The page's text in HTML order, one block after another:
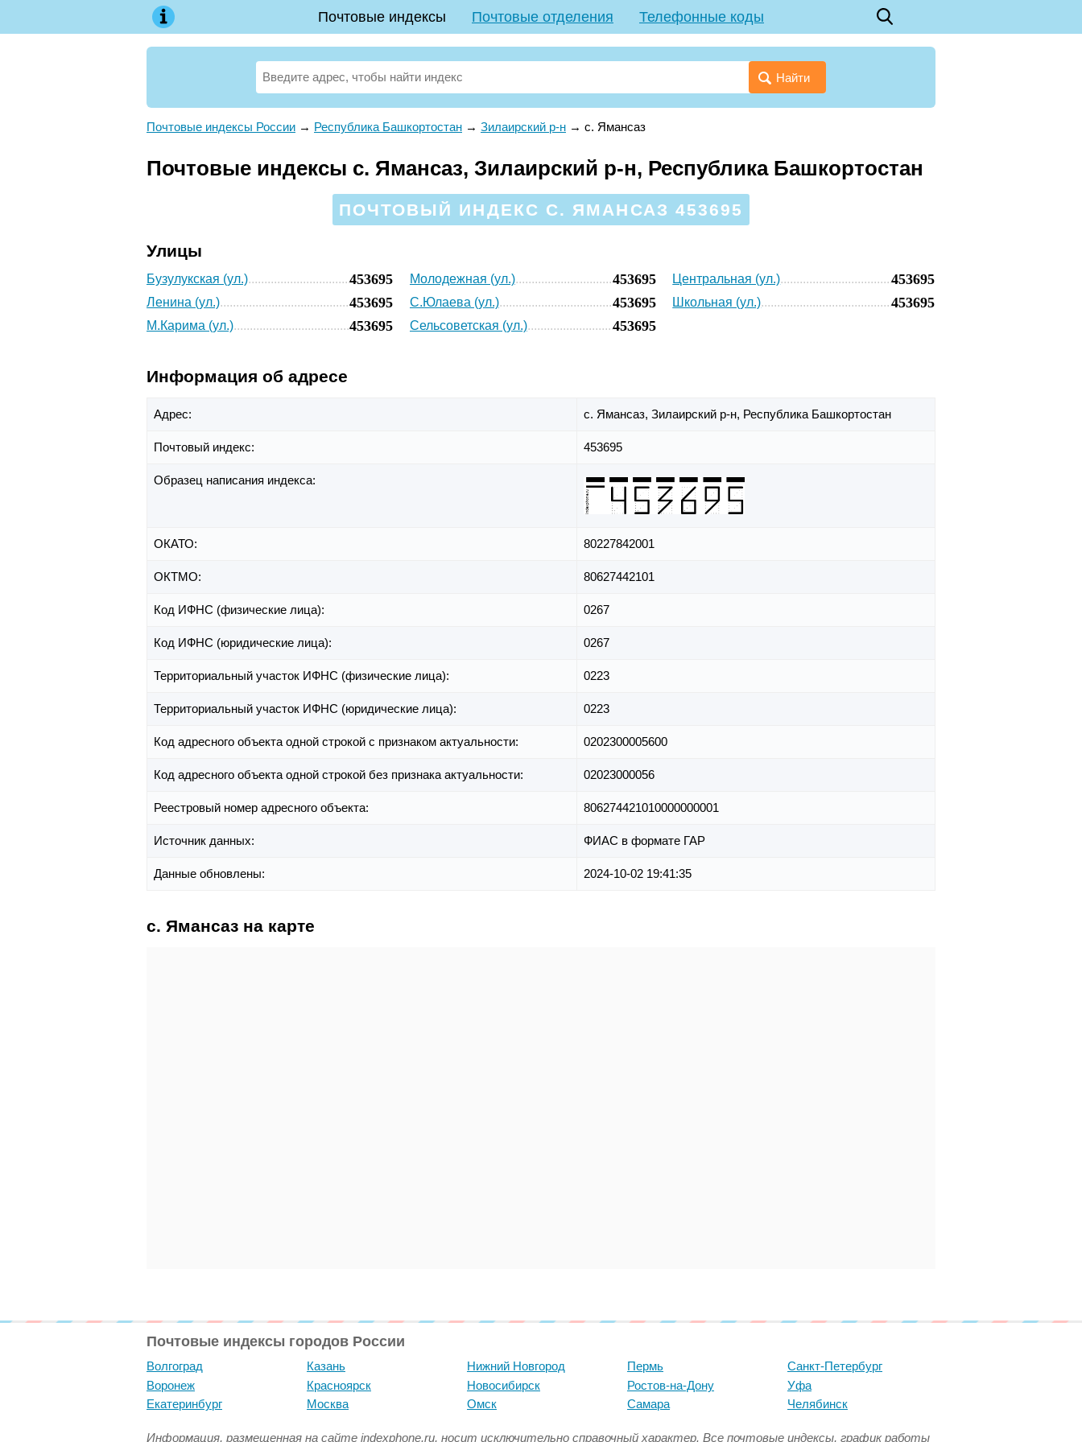
Почтовые индексы Почтовые отделения Телефонные коды
Найти
Почтовые индексы России → Республика Башкортостан → Зилаирский р-н → с. Ямансаз
Почтовые индексы с. Ямансаз, Зилаирский р-н, Республика Башкортостан
ПОЧТОВЫЙ ИНДЕКС С. ЯМАНСАЗ 453695
Улицы
Бузулукская (ул.) 453695
Ленина (ул.) 453695
М.Карима (ул.) 453695
Молодежная (ул.) 453695
С.Юлаева (ул.) 453695
Сельсоветская (ул.) 453695
Центральная (ул.) 453695
Школьная (ул.) 453695
Информация об адресе
Адрес: с. Ямансаз, Зилаирский р-н, Республика Башкортостан
Почтовый индекс: 453695
Образец написания индекса:
ОКАТО: 80227842001
ОКТМО: 80627442101
Код ИФНС (физические лица): 0267
Код ИФНС (юридические лица): 0267
Территориальный участок ИФНС (физические лица): 0223
Территориальный участок ИФНС (юридические лица): 0223
Код адресного объекта одной строкой с признаком актуальности: 0202300005600
Код адресного объекта одной строкой без признака актуальности: 02023000056
Реестровый номер адресного объекта: 806274421010000000001
Источник данных: ФИАС в формате ГАР
Данные обновлены: 2024-10-02 19:41:35
с. Ямансаз на карте
Почтовые индексы городов России
Волгоград
Воронеж
Екатеринбург
Казань
Красноярск
Москва
Нижний Новгород
Новосибирск
Омск
Пермь
Ростов-на-Дону
Самара
Санкт-Петербург
Уфа
Челябинск
Информация, размещенная на сайте indexphone.ru, носит исключительно справочный характер. Все почтовые индексы, график работы